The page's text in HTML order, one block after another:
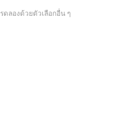
ลองด้วยตัวเลือกอื่น ๆ